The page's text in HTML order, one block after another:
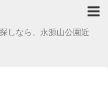
しなら、永源山公園近